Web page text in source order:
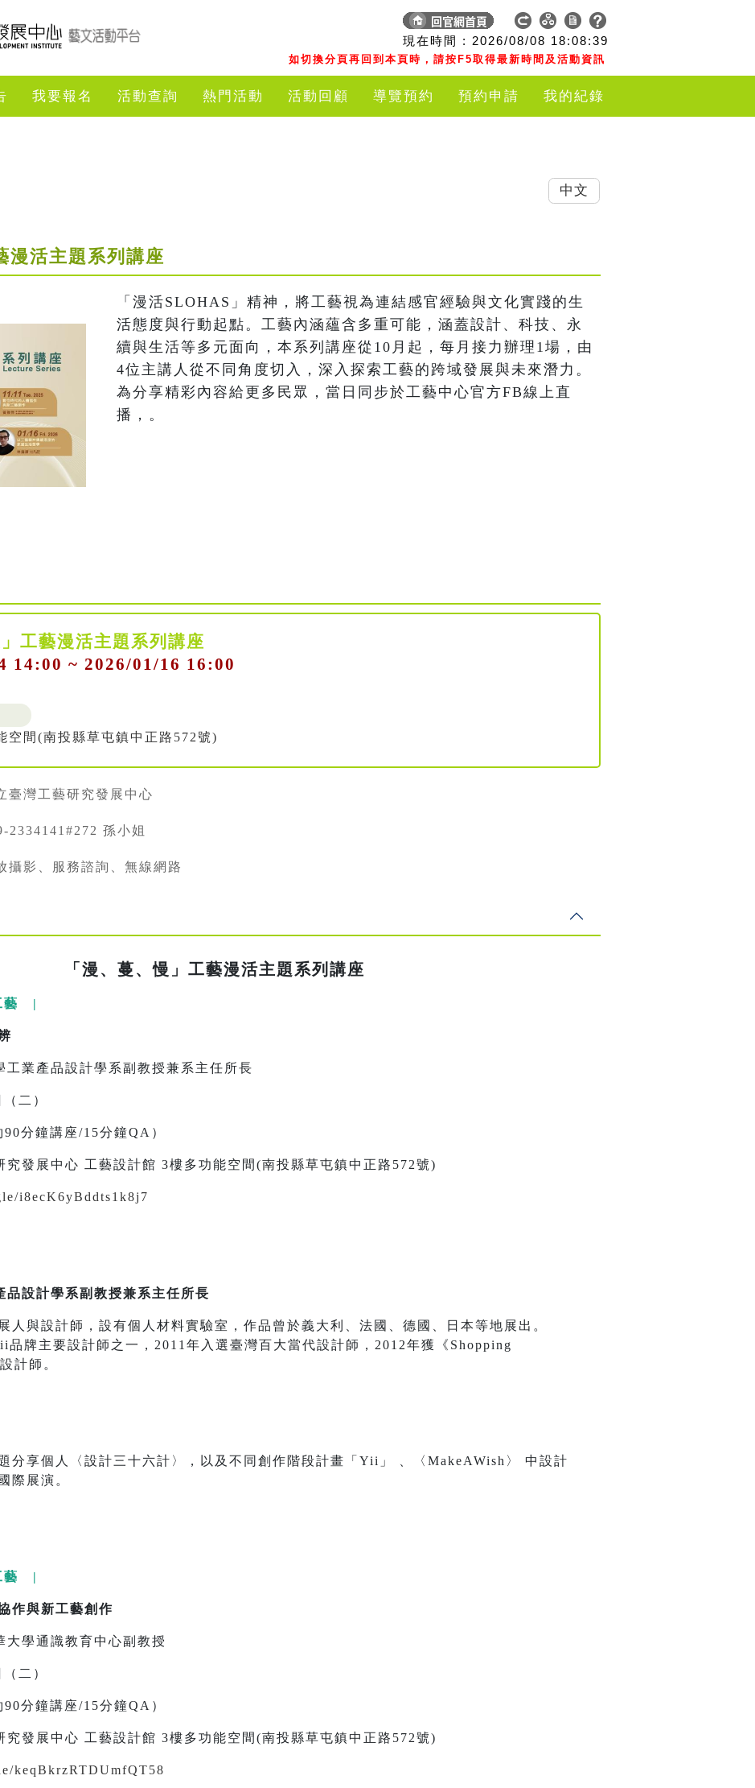
現在時間 : 2026/08/08 18:08:40
如切換分頁再回到本頁時，請按F5取得最新時間及活動資訊
我要報名 活動查詢 熱門活動 活動回顧 導覽預約 預約申請 我的紀錄
漫活主題系列講座
「漫活SLOHAS」精神，將工藝視為連結感官經驗與文化實踐的生
活態度與行動起點。工藝內涵蘊含多重可能，涵蓋設計、科技、永
續與生活等多元面向，本系列講座從10月起，每月接力辦理1場，由
4位主講人從不同角度切入，深入探索工藝的跨域發展與未來潛力。
為分享精彩內容給更多民眾，當日同步於工藝中心官方FB線上直
播，。
」工藝漫活主題系列講座
14:00 ~ 2026/01/16 16:00
空間(南投縣草屯鎮中正路572號)
臺灣工藝研究發展中心
2334141#272 孫小姐
攝影、服務諮詢、無線網路
「漫、蔓、慢」工藝漫活主題系列講座
藝 |
業產品設計學系副教授兼系主任所長
二）
分鐘講座/15分鐘QA）
發展中心 工藝設計館 3樓多功能空間(南投縣草屯鎮中正路572號)
i8ecK6yBddts1k8j7
設計學系副教授兼系主任所長
人與設計師，設有個人材料實驗室，作品曾於義大利、法國、德國、日本等地展出。
品牌主要設計師之一，2011年入選臺灣百大當代設計師，2012年獲《Shopping
計師。
分享個人〈設計三十六計〉，以及不同創作階段計畫「Yii」 、〈MakeAWish〉 中設計
際展演。
藝 |
作與新工藝創作
學通識教育中心副教授
二）
分鐘講座/15分鐘QA）
發展中心 工藝設計館 3樓多功能空間(南投縣草屯鎮中正路572號)
keqBkrzRTDUmfQT58